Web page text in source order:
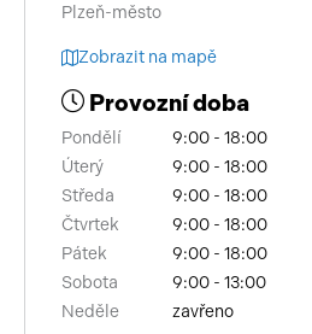
přední pohon
záruka
bezklíčové startování
deaktivace airbagu spolujezdce
výsuvné opěrky hlav
Plzeň-město
Zobrazit na mapě
Provozní doba
Pondělí
9:00 - 18:00
Úterý
9:00 - 18:00
Středa
9:00 - 18:00
Čtvrtek
9:00 - 18:00
Pátek
9:00 - 18:00
Sobota
9:00 - 13:00
Neděle
zavřeno